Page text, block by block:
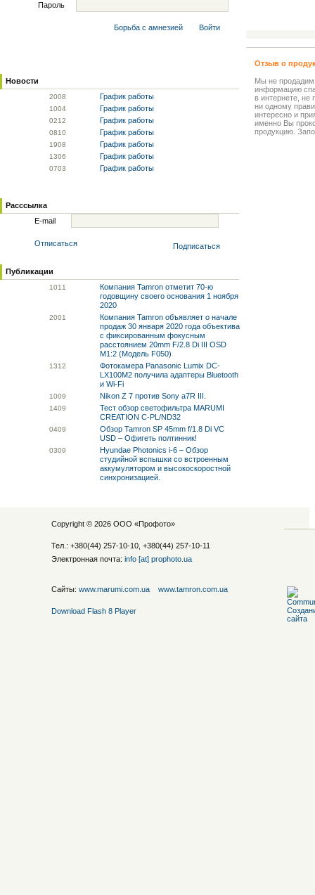
Пароль
Борьба с амнезией Войти
Новости
2008 График работы
1004 График работы
0212 График работы
0810 График работы
1908 График работы
1306 График работы
0703 График работы
Расссылка
E-mail
Отписаться Подписаться
Публикации
1011
Компания Tamron отметит 70-ю
годовщину своего основания 1 ноября
2020
2001
Компания Tamron объявляет о начале
продаж 30 января 2020 года объектива
с фиксированным фокусным
расстоянием 20mm F/2.8 Di III OSD
M1:2 (Модель F050)
1312
Фотокамера Panasonic Lumix DC-
LX100M2 получила адаптеры Bluetooth
и Wi-Fi
1009 Nikon Z 7 против Sony a7R III.
1409
Тест обзор светофильтра MARUMI
CREATION C-PL/ND32
0409
Обзор Tamron SP 45mm f/1.8 Di VC
USD – Офигеть полтинник!
0309
Hyundae Photonics i-6 – Обзор
студийной вспышки со встроенным
аккумулятором и высокоскоростной
синхронизацией.
Отзыв о
Мы не
информацию
в интернете, не
ни одному
интересно и
именно Вы
продукцию.
Copyright © 2026 ООО «Профото»
Тел.: +380(44) 257-10-10, +380(44) 257-10-11
Электронная почта: info [at] prophoto.ua
Сайты: www.marumi.com.ua www.tamron.com.ua
Download Flash 8 Player